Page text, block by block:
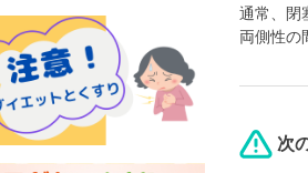
通常、閉
両側性の
次